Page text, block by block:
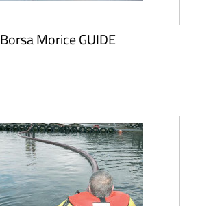
Borsa Morice GUIDE